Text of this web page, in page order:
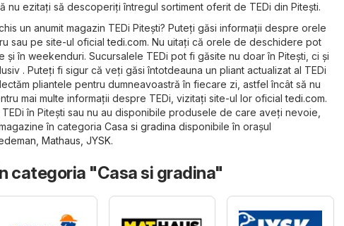
nu ezitați să descoperiți întregul sortiment oferit de TEDi din Pitești.
un anumit magazin TEDi Pitești? Puteți găsi informații despre orele
sau pe site-ul oficialtedi.com. Nu uitați că orele de deschidere pot
și în weekenduri. Sucursalele TEDi pot fi găsite nu doar în Pitești, ci și
. Puteți fi sigur că veți găsi întotdeauna un pliant actualizat al TEDi
pliantele pentru dumneavoastră în fiecare zi, astfel încât să nu
mai multe informații despre TEDi, vizitați site-ul lor oficialtedi.com.
în Pitești sau nu au disponibile produsele de care aveți nevoie,
în categoria Casa si gradina disponibile în orașul
Mathaus JYSK.
categoria "Casa si gradina"